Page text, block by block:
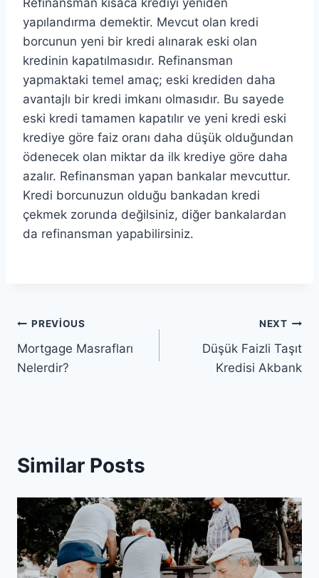
yapılandırma demektir. Mevcut olan kredi
borcunun yeni bir kredi alınarak eski olan
kredinin kapatılmasıdır. Refinansman
yapmaktaki temel amaç; eski krediden daha
avantajlı bir kredi imkanı olmasıdır. Bu sayede
eski kredi tamamen kapatılır ve yeni kredi eski
krediye göre faiz oranı daha düşük olduğundan
ödenecek olan miktar da ilk krediye göre daha
azalır. Refinansman yapan bankalar mevcuttur.
Kredi borcunuzun olduğu bankadan kredi
çekmek zorunda değilsiniz, diğer bankalardan
da refinansman yapabilirsiniz.
Yazı
gezinmesi
PREVIOUS
Mortgage Masrafları
Nelerdir?
NEXT
Düşük Faizli Taşıt
Kredisi Akbank
Similar Posts